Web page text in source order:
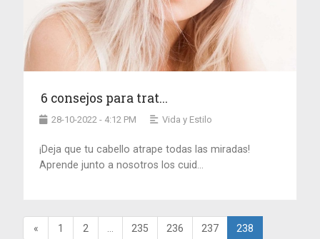
6 consejos para trat...
28-10-2022 - 4:12 PM Vida y Estilo
¡Deja que tu cabello atrape todas las miradas!
Aprende junto a nosotros los cuid...
« 1 2 235 236 237 238